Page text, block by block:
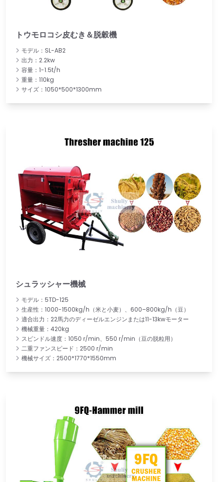
トウモロコシ皮むき＆脱穀機
モデル：SL-AB2
出力：2.2kw
容量：1-1.5t/h
重量：110kg
サイズ：1050*500*1300mm
シュラッシャー機械
モデル：5TD-125
生産性：1000-1500kg/h（米と小麦）、600–800kg/h（豆）
適合出力：22馬力のディーゼルエンジンまたは11-13kwモーター
機械重量：420kg
スピンドル速度：1050 r/min、550 r/min（豆の脱粒用）
二重ファンスピード：2500 r/min
機械サイズ：2500*1770*1550mm